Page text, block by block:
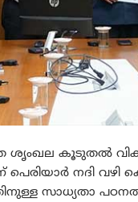
ശൃംഖല കൂടുതൽ
നദി വഴി
സാധ്യതാ